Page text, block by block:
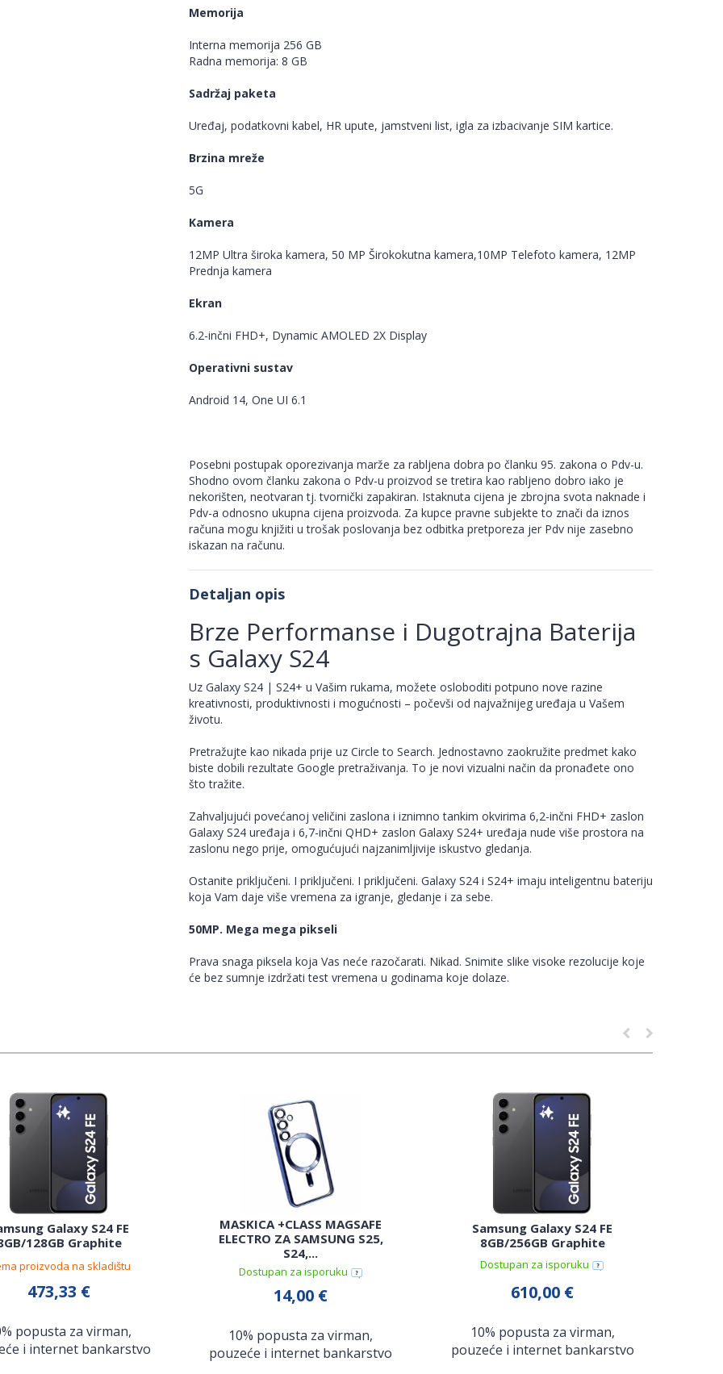
Memorija
Interna memorija 256 GB
Radna memorija: 8 GB
Sadržaj paketa
Uređaj, podatkovni kabel, HR upute, jamstveni list, igla za izbacivanje SIM kartice.
Brzina mreže
5G
Kamera
12MP Ultra široka kamera, 50 MP Širokokutna kamera,10MP Telefoto kamera, 12MP
Prednja kamera
Ekran
6.2-inčni FHD+, Dynamic AMOLED 2X Display
Operativni sustav
Android 14, One UI 6.1
Posebni postupak oporezivanja marže za rabljena dobra po članku 95. zakona o Pdv-u.
Shodno ovom članku zakona o Pdv-u proizvod se tretira kao rabljeno dobro iako je
nekorišten, neotvaran tj. tvornički zapakiran. Istaknuta cijena je zbrojna svota naknade i
Pdv-a odnosno ukupna cijena proizvoda. Za kupce pravne subjekte to znači da iznos
računa mogu knjižiti u trošak poslovanja bez odbitka pretporeza jer Pdv nije zasebno
iskazan na računu.
Detaljan opis
Brze Performanse i Dugotrajna Baterija
s Galaxy S24
Uz Galaxy S24 | S24+ u Vašim rukama, možete osloboditi potpuno nove razine
kreativnosti, produktivnosti i mogućnosti – počevši od najvažnijeg uređaja u Vašem
životu.
Pretražujte kao nikada prije uz Circle to Search. Jednostavno zaokružite predmet kako
biste dobili rezultate Google pretraživanja. To je novi vizualni način da pronađete ono
što tražite.
Zahvaljujući povećanoj veličini zaslona i iznimno tankim okvirima 6,2-inčni FHD+ zaslon
Galaxy S24 uređaja i 6,7-inčni QHD+ zaslon Galaxy S24+ uređaja nude više prostora na
zaslonu nego prije, omogućujući najzanimljivije iskustvo gledanja.
Ostanite priključeni. I priključeni. I priključeni. Galaxy S24 i S24+ imaju inteligentnu bateriju
koja Vam daje više vremena za igranje, gledanje i za sebe.
50MP. Mega mega pikseli
Prava snaga piksela koja Vas neće razočarati. Nikad. Snimite slike visoke rezolucije koje
će bez sumnje izdržati test vremena u godinama koje dolaze.
Galaxy S24 FE
128GB Graphite
proizvoda na skladištu
473,33 €
popusta za virman,
i internet bankarstvo
MASKICA +CLASS MAGSAFE
ELECTRO ZA SAMSUNG S25,
S24,...
Dostupan za isporuku
14,00 €
10% popusta za virman,
pouzeće i internet bankarstvo
Samsung Galaxy S24 FE
8GB/256GB Graphite
Dostupan za isporuku
610,00 €
10% popusta za virman,
pouzeće i internet bankarstvo